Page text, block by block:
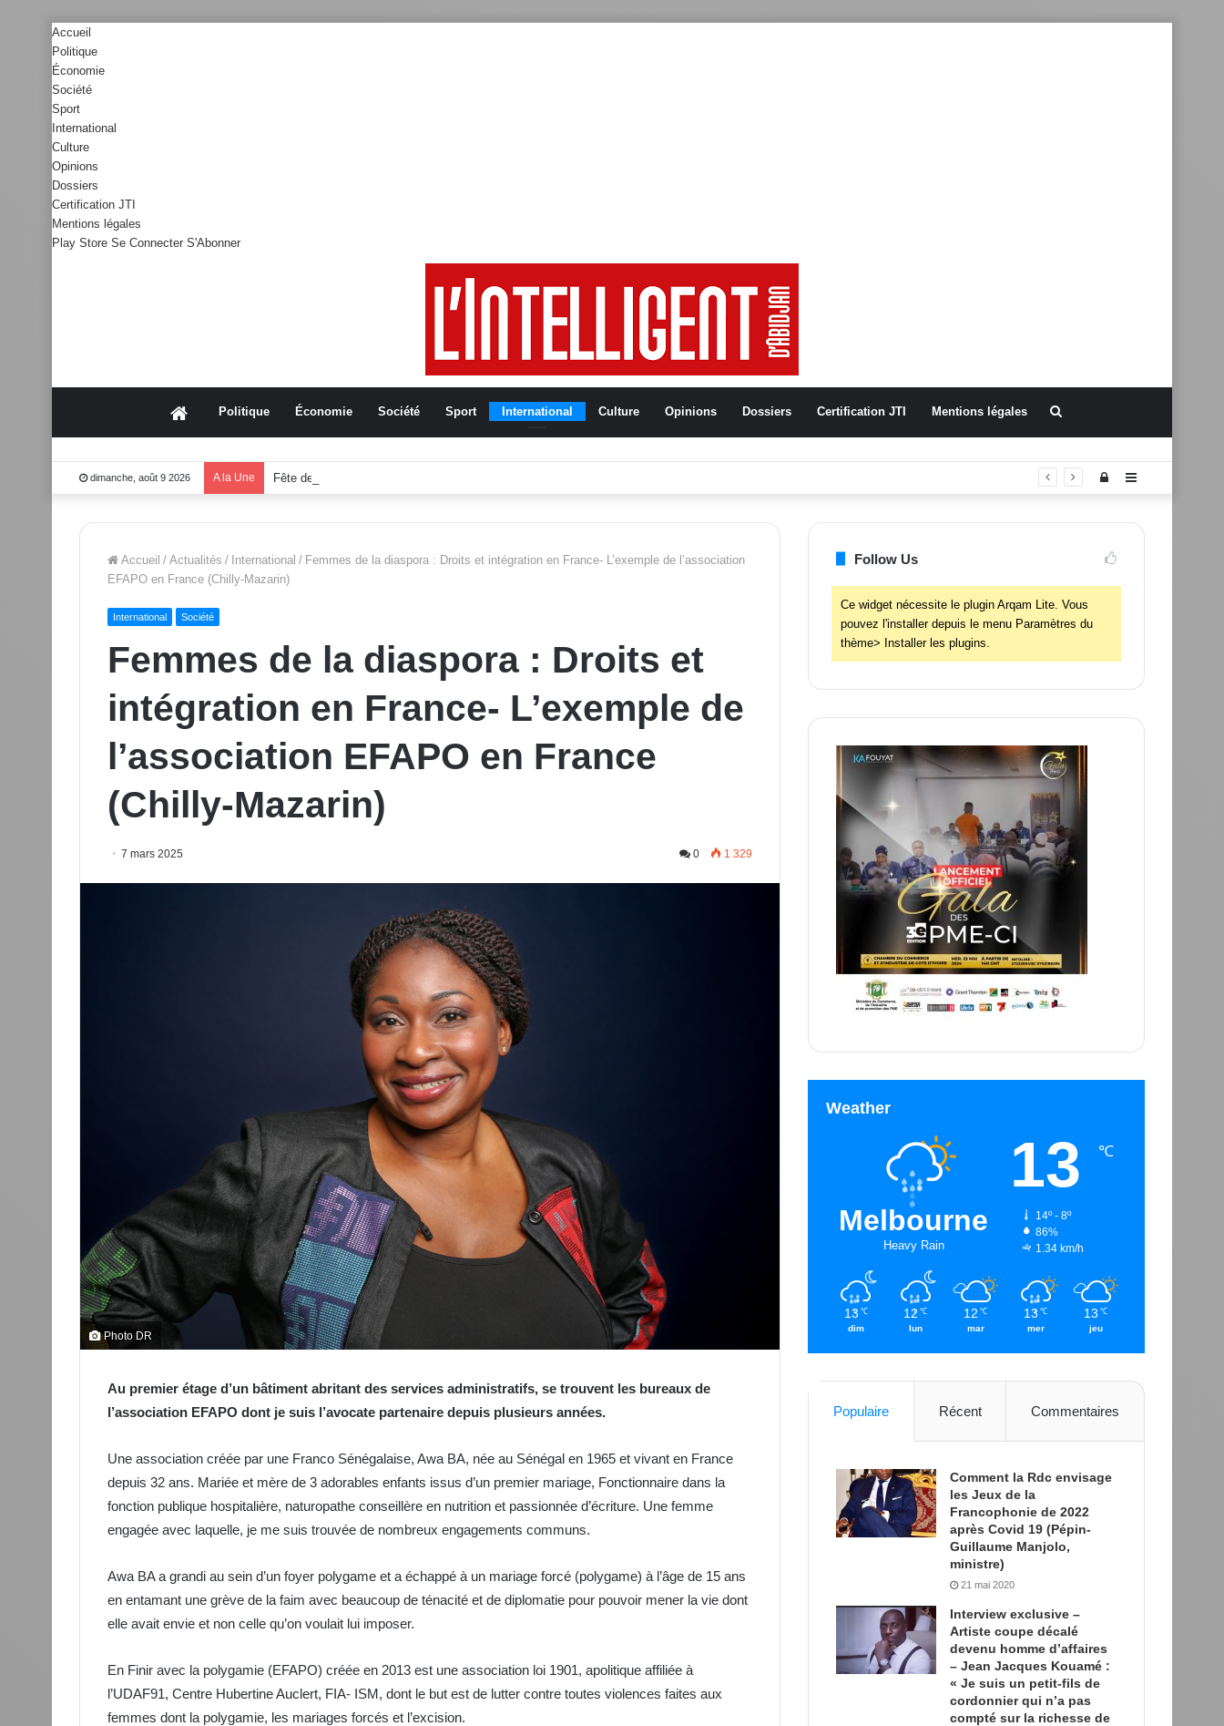
Accueil
Politique
Économie
Société
Sport
International
Culture
Opinions
Dossiers
Certification JTI
Mentions légales
Play Store Se Connecter S'Abonner
AccueilPolitique Économie Société Sport International Culture Opinions Dossiers Certification JTI Mentions légales
dimanche, août 9 2026 A la Une Fête des mères 2026:Moussa Traoré Koudougou rend hommage aux femmes de Morondo Sidebar
Connexion
Accueil / Actualités / International / Femmes de la diaspora : Droits et intégration en France- L’exemple de l’association
EFAPO en France (Chilly-Mazarin)
International Société
Femmes de la diaspora : Droits et
intégration en France- L’exemple de
l’association EFAPO en France
(Chilly-Mazarin)
7 mars 2025 0 1 329
Photo DR
Au premier étage d’un bâtiment abritant des services administratifs, se trouvent les bureaux de
l’association EFAPO dont je suis l’avocate partenaire depuis plusieurs années.
Une association créée par une Franco Sénégalaise, Awa BA, née au Sénégal en 1965 et vivant en France
depuis 32 ans. Mariée et mère de 3 adorables enfants issus d’un premier mariage, Fonctionnaire dans la
fonction publique hospitalière, naturopathe conseillère en nutrition et passionnée d’écriture. Une femme
engagée avec laquelle, je me suis trouvée de nombreux engagements communs.
Awa BA a grandi au sein d’un foyer polygame et a échappé à un mariage forcé (polygame) à l’âge de 15 ans
en entamant une grève de la faim avec beaucoup de ténacité et de diplomatie pour pouvoir mener la vie dont
elle avait envie et non celle qu’on voulait lui imposer.
En Finir avec la polygamie (EFAPO) créée en 2013 est une association loi 1901, apolitique affiliée à
l’UDAF91, Centre Hubertine Auclert, FIA- ISM, dont le but est de lutter contre toutes violences faites aux
femmes dont la polygamie, les mariages forcés et l’excision.
Follow Us
Ce widget nécessite le plugin Arqam Lite. Vous
pouvez l'installer depuis le menu Paramètres du
thème> Installer les plugins.
Weather
Melbourne
Heavy Rain
13 ℃
14º - 8º
86%
1.34 km/h
13 ℃
dim
12 ℃
lun
12 ℃
mar
13 ℃
mer
13 ℃
jeu
Populaire Récent Commentaires
Comment la Rdc envisage
les Jeux de la
Francophonie de 2022
après Covid 19 (Pépin-
Guillaume Manjolo,
ministre)
21 mai 2020
Interview exclusive –
Artiste coupe décalé
devenu homme d’affaires
– Jean Jacques Kouamé :
« Je suis un petit-fils de
cordonnier qui n’a pas
compté sur la richesse de